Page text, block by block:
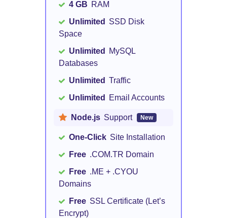
4 GB RAM
Unlimited
SSD Disk
Space
Unlimited
MySQL
Databases
Unlimited Traffic
Unlimited
Email Accounts
Node.js Support New
One-Click Site Installation
Free .COM.TR Domain
Free .ME + .CYOU
Domains
Free SSL Certificate (Let’s
Encrypt)